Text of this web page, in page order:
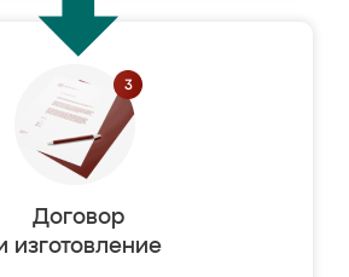
Договор
изготовление